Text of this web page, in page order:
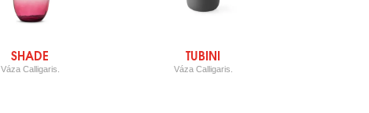
SHADE
Váza Calligaris.
TUBINI
Váza Calligaris.